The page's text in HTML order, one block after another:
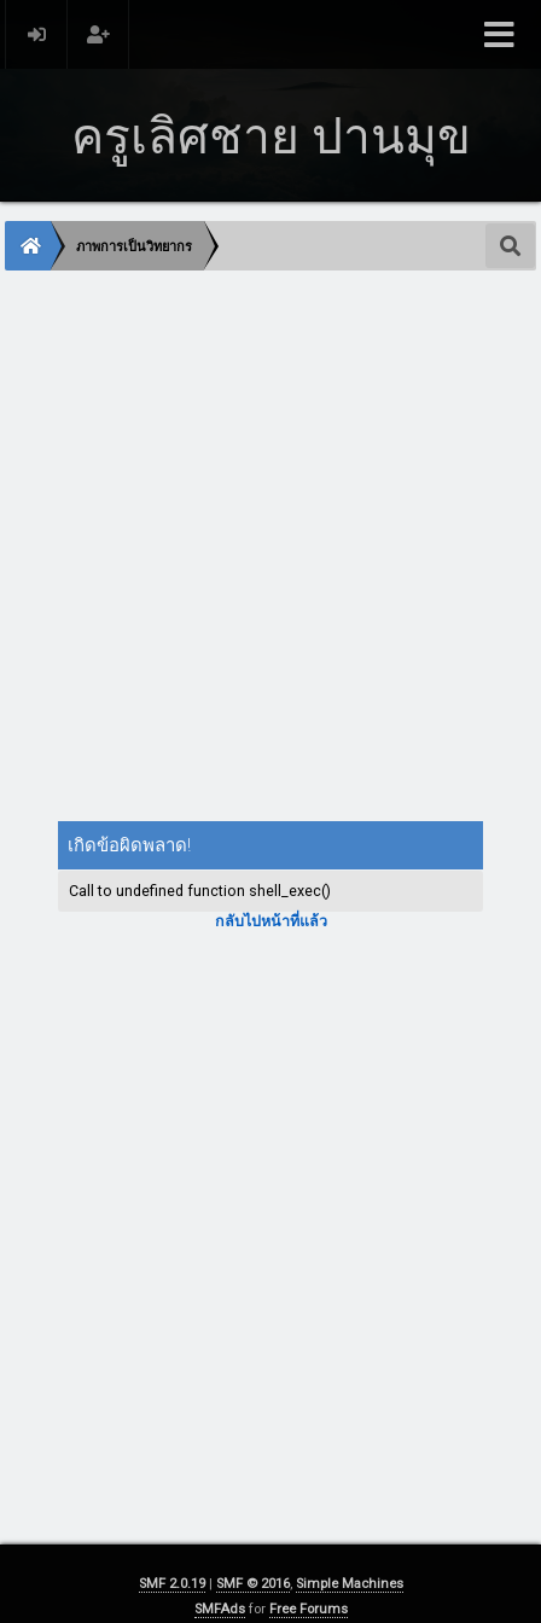
ครูเลิศชาย ปานมุข
ภาพการเป็นวิทยากร
เกิดข้อผิดพลาด!
Call to undefined function shell_exec()
กลับไปหน้าที่แล้ว
SMF 2.0.19| SMF © 2016, Simple Machines
SMFAdsfor Free Forums